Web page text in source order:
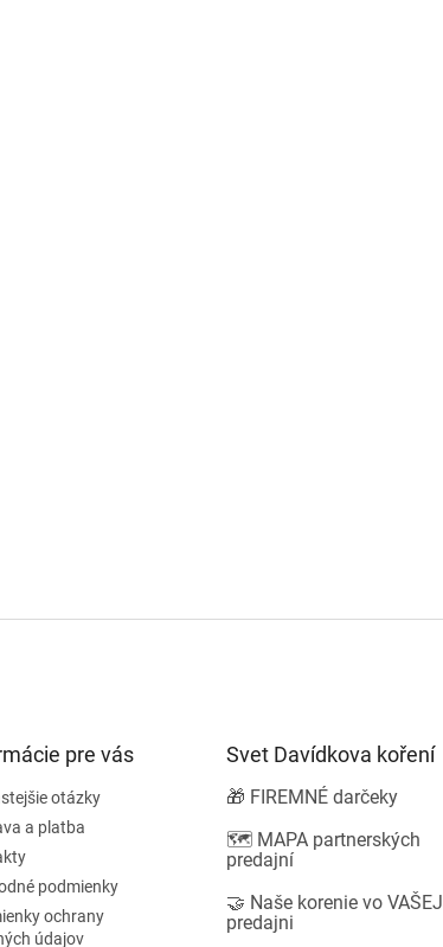
pre vás
otázky
a platba
podmienky
ochrany
údajov
Svet Davídkova koření
🎁 FIREMNÉ darčeky
🗺️ MAPA partnerských
predajní
🤝 Naše korenie vo VAŠEJ
predajni